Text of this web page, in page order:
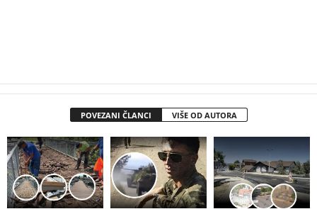
POVEZANI ČLANCI VIŠE OD AUTORA